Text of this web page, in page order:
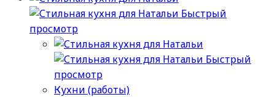
Быстрый
просмотр
Быстрый
просмотр
Кухни (работы)